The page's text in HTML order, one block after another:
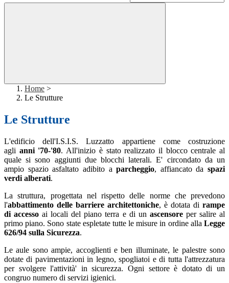
Home >
Le Strutture
Le Strutture
L'edificio dell'I.S.I.S. Luzzatto appartiene come costruzione
agli anni '70-'80. All'inizio è stato realizzato il blocco centrale al
quale si sono aggiunti due blocchi laterali. E' circondato da un
ampio spazio asfaltato adibito aparcheggio, affiancato da spazi
verdi alberati.
La struttura, progettata nel rispetto delle norme che prevedono
l'abbattimento delle barriere architettoniche, è dotata di rampe
di accesso ai locali del piano terra e di un ascensore per salire al
primo piano. Sono state espletate tutte le misure in ordine alla Legge
626/94 sulla Sicurezza.
Le aule sono ampie, accoglienti e ben illuminate, le palestre sono
dotate di pavimentazioni in legno, spogliatoi e di tutta l'attrezzatura
per svolgere l'attività' in sicurezza. Ogni settore è dotato di un
congruo numero di servizi igienici.